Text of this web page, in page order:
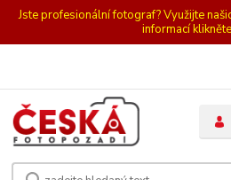
Jste profesionální fotograf? Využijte
informací